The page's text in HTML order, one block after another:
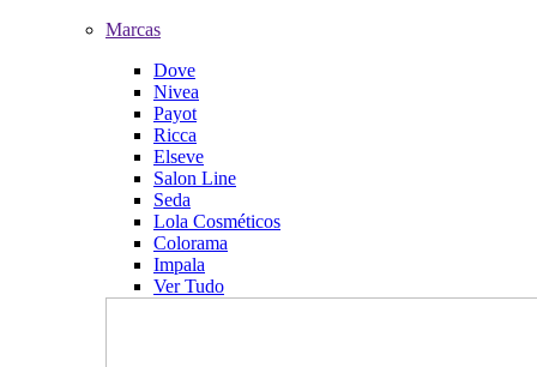
Marcas
Dove
Nivea
Payot
Ricca
Elseve
Salon Line
Seda
Lola Cosméticos
Colorama
Impala
Ver Tudo